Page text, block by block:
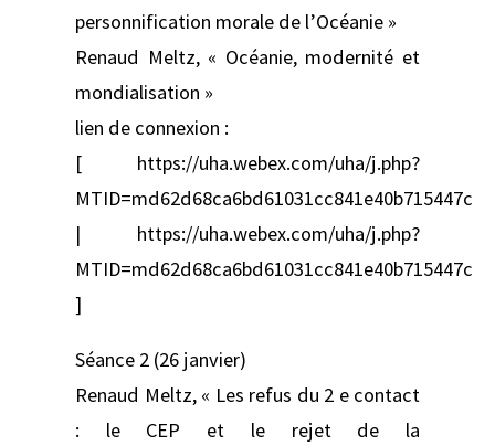
personnification morale de l’Océanie »
Renaud Meltz, « Océanie, modernité et
mondialisation »
lien de connexion :
[ https://uha.webex.com/uha/j.php?
MTID=md62d68ca6bd61031cc841e40b715447c
| https://uha.webex.com/uha/j.php?
MTID=md62d68ca6bd61031cc841e40b715447c
]
Séance 2 (26 janvier)
Renaud Meltz, « Les refus du 2 e contact
: le CEP et le rejet de la